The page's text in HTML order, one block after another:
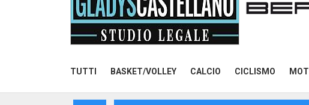
TUTTI BASKET/VOLLEY CALCIO CICLISMO